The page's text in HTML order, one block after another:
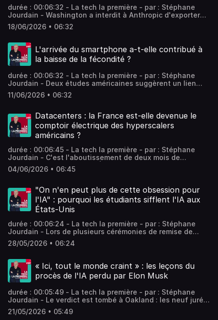
durée : 00:06:32 - La tech la première - par : Stéphane
Jourdain - Washington a interdit à Anthropic d'exporter
ses IA les plus puissantes au nom de la sécurité
nationale. À VivaTech 2026, ce "kill switch" américain a
souveraineté numérique européenne. L'Europe a-t-elle
une chance dans cette guerre de l'IA ? Vous aimez ce
podcast ? Pour écouter tous les épisodes sans limite,
18/06/2026 • 06:32
L'arrivée du smartphone a-t-elle contribué à
la baisse de la fécondité ?
durée : 00:06:32 - La tech la première - par : Stéphane
Jourdain - Deux études américaines suggèrent un lien
entre l'arrivée du smartphone et la baisse de la fécondité,
particulièrement chez les jeunes. Si cette corrélation est
Vous aimez ce podcast ? Pour écouter tous les épisodes
sans limite, rendez-vous sur Radio France
11/06/2026 • 06:32
Datacenters : la France est-elle devenue le
comptoir électrique des hyperscalers
américains ?
durée : 00:06:45 - La tech la première - par : Stéphane
Jourdain - C'est l'aboutissement de deux mois de
mobilisation à la tête de l'État. Cette semaine, la France a
accueilli des annonces d'investissements colossaux pour
pays. Des annonces célébrées comme le Messie. Mais à
qui vont-ils vraiment profiter ? Vous aimez ce podcast ?
Pour écouter tous les épisodes sans limite, rendez-vous
sur Radio France
04/06/2026 • 06:45
"On n'en peut plus de cette obsession pour
l'IA" : pourquoi les étudiants sifflent l'IA aux
États-Unis
durée : 00:06:24 - La tech la première - par : Stéphane
Jourdain - Lors de plusieurs cérémonies de remise de
diplômes en mai, les invités d'honneur venus vanter l'IA
ont été copieusement hués. Des étudiants français
France Inter ce qui s'est joué dans ces arènes
universitaires américaines. Vous aimez ce podcast ? Pour
écouter tous les épisodes sans limite, rendez-vous sur
28/05/2026 • 06:24
« Ici, tout le monde craint » : les leçons du
procès de l'IA perdu par Elon Musk
durée : 00:05:49 - La tech la première - par : Stéphane
Jourdain - Le verdict est tombé à Oakland : les neuf jurés
ont estimé que les faits étaient prescrits, la juge les a
suivis. Elon Musk est débouté, OpenAI a le champ libre
21/05/2026 • 05:49